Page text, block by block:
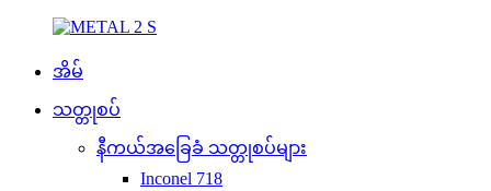
အိမ်
သတ္တုစပ်
နီကယ်အခြေခံ သတ္တုစပ်များ
Inconel 718